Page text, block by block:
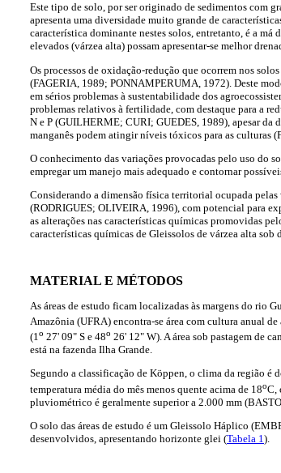
Este tipo de solo, por ser originado de sedimentos com
apresenta uma diversidade muito grande de
característica dominante nestes solos, entretanto, é a
elevados (várzea alta) possam apresentar-se melhor
Os processos de oxidação-redução que ocorrem nos
(FAGERIA, 1989; PONNAMPERUMA, 1972). Deste
em sérios problemas à sustentabilidade dos
problemas relativos à fertilidade, com destaque para a
N e P (GUILHERME; CURI; GUEDES, 1989), apesar da
manganês podem atingir níveis tóxicos para as culturas
O conhecimento das variações provocadas pelo uso do
empregar um manejo mais adequado e contornar
Considerando a dimensão física territorial ocupada
(RODRIGUES; OLIVEIRA, 1996), com potencial para
as alterações nas características químicas promovidas
características químicas de Gleissolos de várzea alta sob
MATERIAL E MÉTODOS
As áreas de estudo ficam localizadas às margens do rio
Amazônia (UFRA) encontra-se área com cultura anual de
(1o 27' 09" S e 48o 26' 12" W). A área sob pastagem de
está na fazenda Ilha Grande.
Segundo a classificação de Köppen, o clima da região é
temperatura média do mês menos quente acima de 18oC,
pluviométrico é geralmente superior a 2.000 mm
O solo das áreas de estudo é um Gleissolo Háplico
desenvolvidos, apresentando horizonte glei (Tabela 1 ).